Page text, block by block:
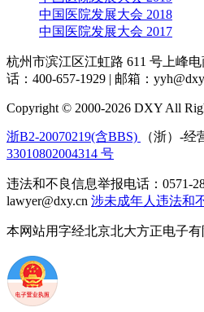
中国医院发展大会 2018
中国医院发展大会 2017
杭州市滨江区江虹路 611 号上峰
话：400-657-1929 | 邮箱：
Copyright © 2000-2026 DXY All
浙B2-20070219(含BBS) （浙）-经
33010802004314 号
违法和不良信息举报电话：0571-
lawyer@dxy.cn 涉未成年人违法和
本网站用字经北京北大方正电子